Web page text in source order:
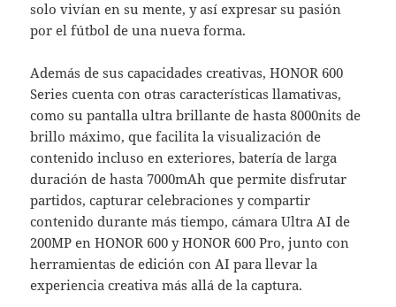
solo vivían en su mente, y así expresar su pasión
por el fútbol de una nueva forma.
Además de sus capacidades creativas, HONOR 600
Series cuenta con otras características llamativas,
como su pantalla ultra brillante de hasta 8000nits de
brillo máximo, que facilita la visualización de
contenido incluso en exteriores, batería de larga
duración de hasta 7000mAh que permite disfrutar
partidos, capturar celebraciones y compartir
contenido durante más tiempo, cámara Ultra AI de
200MP en HONOR 600 y HONOR 600 Pro, junto con
herramientas de edición con AI para llevar la
experiencia creativa más allá de la captura.